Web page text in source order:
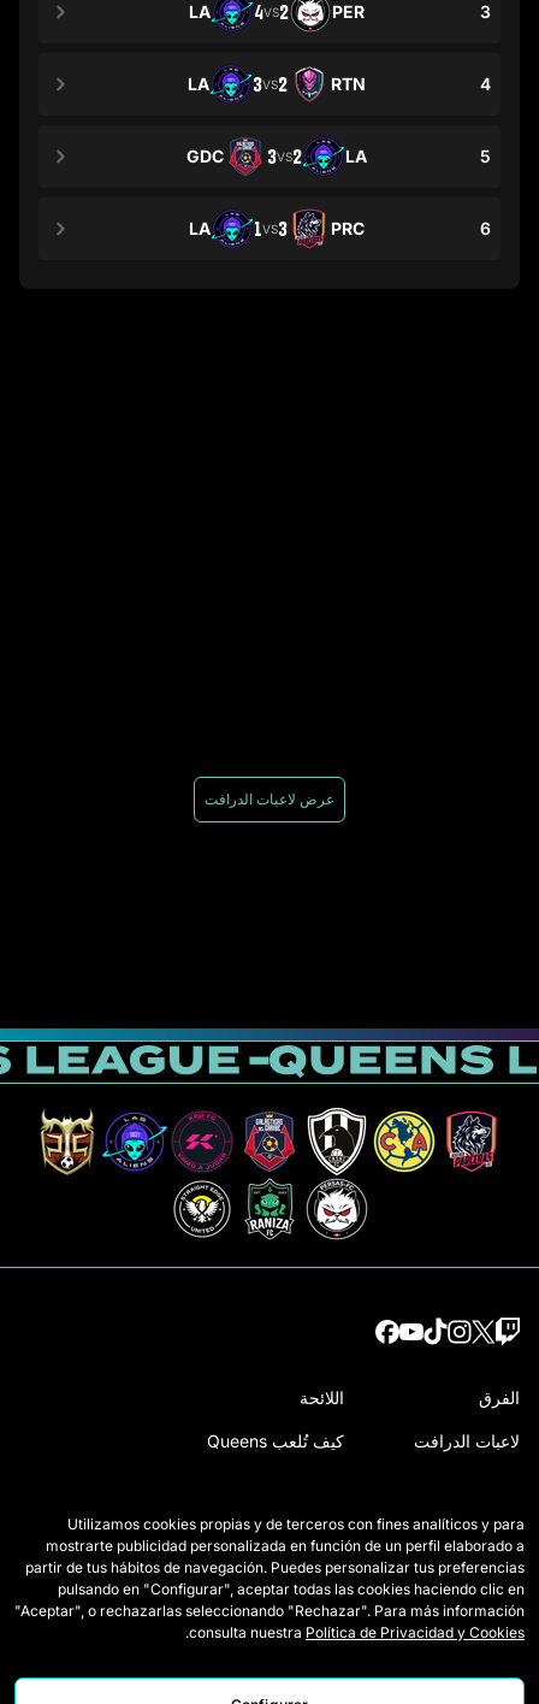
3
PER
2
VS
4
LA
4
RTN
2
VS
3
LA
5
LA
2
VS
3
GDC
6
PRC
3
VS
1
LA
عرض لاعبات الدرافت
الفرق
لاعبات الدرافت
المباريات
الترتيب
الإحصائيات
اللائحة
كيف تُلعب Queens
اتصل بنا
اعمل معنا
Utilizamos cookies propias y de terceros con fines analíticos y para
mostrarte publicidad personalizada en función de un perfil elaborado a
partir de tus hábitos de navegación. Puedes personalizar tus preferencias
pulsando en "Configurar", aceptar todas las cookies haciendo clic en
"Aceptar", o rechazarlas seleccionando "Rechazar". Para más información
consulta nuestra Política de Privacidad y Cookies
.